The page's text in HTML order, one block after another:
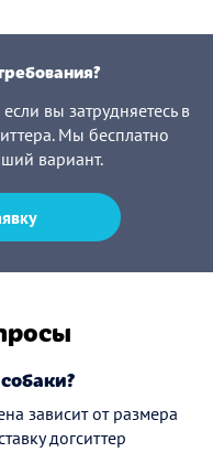
вы затрудняетесь в
Мы бесплатно
вариант.
зависит от размера
догситтер